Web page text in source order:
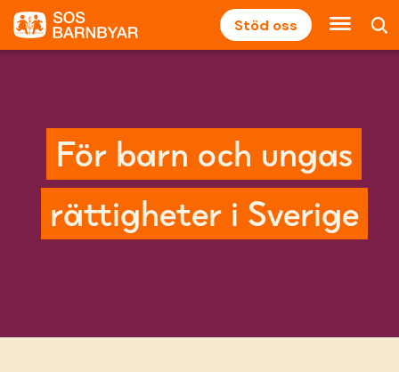
Stöd oss
För barn och ungas
rättigheter i Sverige